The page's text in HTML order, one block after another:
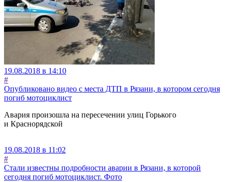
19.08.2018 в 14:10
#
Опубликовано видео с места ДТП в Рязани, в котором сегодня
погиб мотоциклист
Авария произошла на пересечении улиц Горького
и Краснорядской
19.08.2018 в 11:02
#
Стали известны подробности аварии в Рязани, в которой
сегодня погиб мотоциклист. Фото